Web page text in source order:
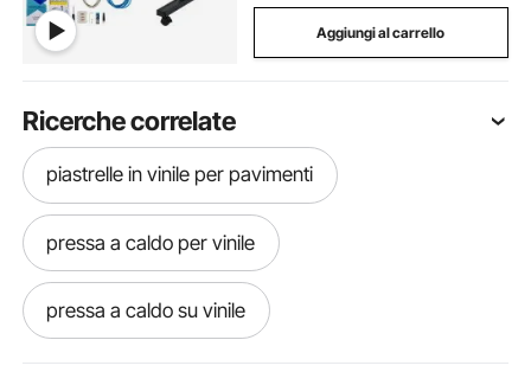
Aggiungi al carrello
Ricerche correlate
piastrelle in vinile per pavimenti
pressa a caldo per vinile
pressa a caldo su vinile